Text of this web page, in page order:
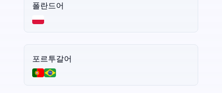
폴란드어
포르투갈어